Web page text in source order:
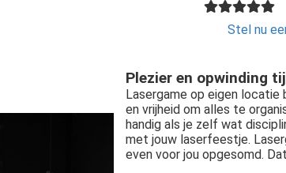
Stel nu
Plezier en opwinding
Lasergame op eigen locatie
en vrijheid om alles te
handig als je zelf wat
met jouw laserfeestje.
even voor jou opgesomd.